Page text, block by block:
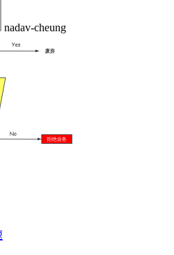
nadav-cheung